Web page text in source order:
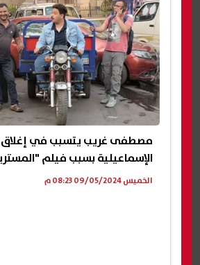
مصطفى غريب يتسبب في إغلاق
الإسماعيلية بسبب فيلم
الخميس 09/05/2024 08:23 م